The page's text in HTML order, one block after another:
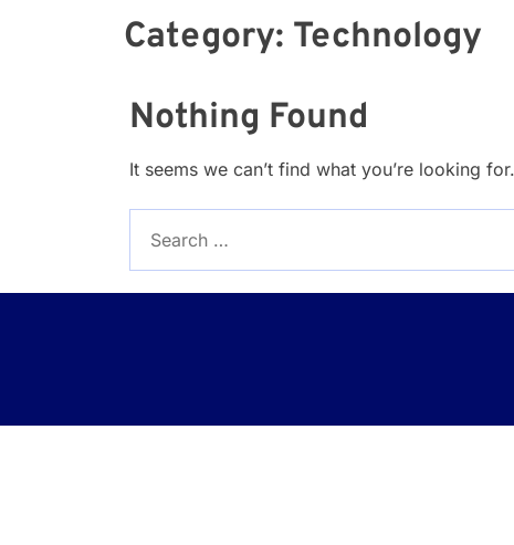
Category: Technology
Nothing Found
It seems we can’t find what you’re looking
for: